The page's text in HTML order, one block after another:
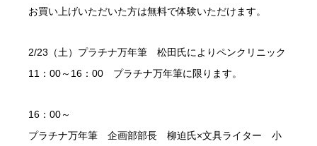
お買い上げいただいた方は無料で体験いただけます。
2/23（土）プラチナ万年筆 松田氏によりペンクリニック
11：00～16：00 プラチナ万年筆に限ります。
16：00～
プラチナ万年筆 企画部部長 柳迫氏×文具ライター 小